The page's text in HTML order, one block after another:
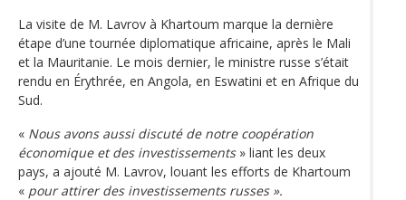
La visite de M. Lavrov à Khartoum marque la dernière
étape d’une tournée diplomatique africaine, après le Mali
et la Mauritanie. Le mois dernier, le ministre russe s’était
rendu en Érythrée, en Angola, en Eswatini et en Afrique du
Sud.
« Nous avons aussi discuté de notre coopération
économique et des investissements» liant les deux
pays, a ajouté M. Lavrov, louant les efforts de Khartoum
« pour attirer des investissements russes ».